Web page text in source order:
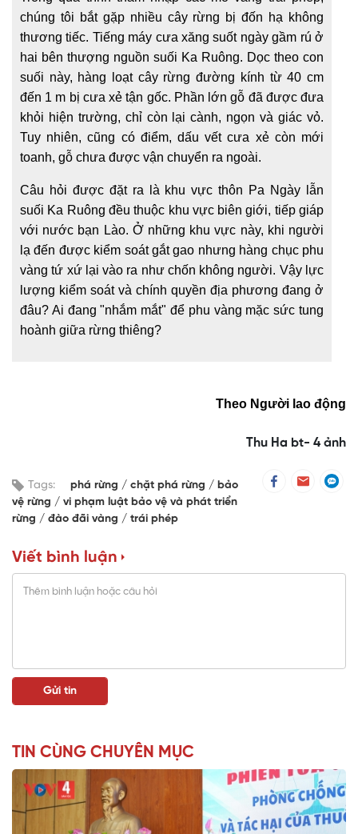
chúng tôi bắt gặp nhiều cây rừng bị đốn hạ không
thương tiếc. Tiếng máy cưa xăng suốt ngày gầm rú ở
hai bên thượng nguồn suối Ka Ruông. Dọc theo con
suối này, hàng loạt cây rừng đường kính từ 40 cm
đến 1 m bị cưa xẻ tận gốc. Phần lớn gỗ đã được đưa
khỏi hiện trường, chỉ còn lại cành, ngọn và giác vỏ.
Tuy nhiên, cũng có điểm, dấu vết cưa xẻ còn mới
toanh, gỗ chưa được vận chuyển ra ngoài.
Câu hỏi được đặt ra là khu vực thôn Pa Ngày lẫn
suối Ka Ruông đều thuộc khu vực biên giới, tiếp giáp
với nước bạn Lào. Ở những khu vực này, khi người
lạ đến được kiểm soát gắt gao nhưng hàng chục phu
vàng tứ xứ lại vào ra như chốn không người. Vậy lực
lượng kiểm soát và chính quyền địa phương đang ở
đâu? Ai đang "nhắm mắt" để phu vàng mặc sức tung
hoành giữa rừng thiêng?
Theo Người lao động
Thu Ha bt- 4 ảnh
Tags: phá rừng chặt phá rừng
bảo
vệ rừng
vi phạm luật bảo vệ và phát triển
rừng
đào đãi vàng trái phép
Viết bình luận
TIN CÙNG CHUYÊN MỤC